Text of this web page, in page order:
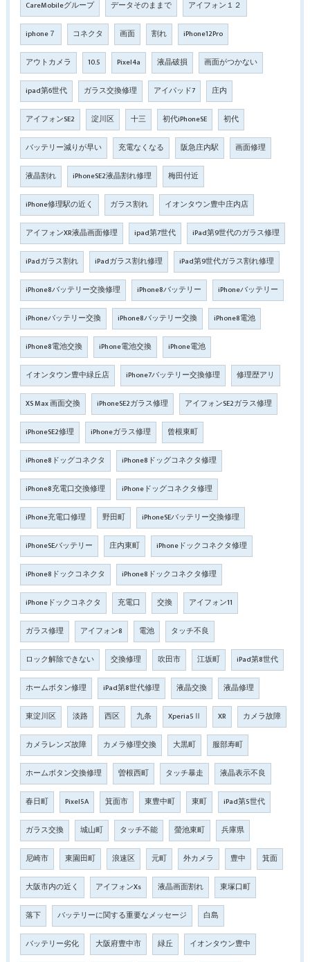
CareMobileグループ データそのままで アイフォン１２
iphone７ コネクタ 画面 割れ iPhone12Pro
アウトカメラ 10.5 Pixel4a 液晶破損 画面がつかない
ipad第6世代 ガラス交換修理 アイパッド7 庄内
アイフォンSE2 淀川区 十三 初代iPhoneSE 初代
バッテリー減りが早い 充電なくなる 阪急庄内駅 画面修理
液晶割れ iPhoneSE2液晶割れ修理 梅田付近
iPhone修理駅の近く ガラス割れ イオンタウン豊中庄内店
アイフォンXR液晶画面修理 ipad第7世代 iPad第9世代のガラス修理
iPadガラス割れ iPadガラス割れ修理 iPad第9世代ガラス割れ修理
iPhone8バッテリー交換修理 iPhone8バッテリー iPhoneバッテリー
iPhoneバッテリー交換 iPhone8バッテリー交換 iPhone8電池
iPhone8電池交換 iPhone電池交換 iPhone電池
イオンタウン豊中緑丘店 iPhone7バッテリー交換修理 修理歴アリ
XS Max 画面交換 iPhoneSE2ガラス修理 アイフォンSE2ガラス修理
iPhoneSE2修理 iPhoneガラス修理 曾根東町
iPhone8ドッグコネクタ iPhone8ドッグコネクタ修理
iPhone8充電口交換修理 iPhoneドッグコネクタ修理
iPhone充電口修理 野田町 iPhoneSEバッテリー交換修理
iPhoneSEバッテリー 庄内東町 iPhoneドックコネクタ修理
iPhone8ドックコネクタ iPhone8ドックコネクタ修理
iPhoneドックコネクタ 充電口 交換 アイフォン11
ガラス修理 アイフォン8 電池 タッチ不良
ロック解除できない 交換修理 吹田市 江坂町 iPad第8世代
ホームボタン修理 iPad第8世代修理 液晶交換 液晶修理
東淀川区 淡路 西区 九条 Xperia5Ⅱ XR カメラ故障
カメラレンズ故障 カメラ修理交換 大黒町 服部寿町
ホームボタン交換修理 曽根西町 タッチ暴走 液晶表示不良
春日町 Pixel5A 箕面市 東豊中町 東町 iPad第5世代
ガラス交換 城山町 タッチ不能 螢池東町 兵庫県
尼崎市 東園田町 浪速区 元町 外カメラ 豊中 箕面
大阪市内の近く アイフォンXs 液晶画面割れ 東塚口町
落下 バッテリーに関する重要なメッセージ 白島
バッテリー劣化 大阪府豊中市 緑丘 イオンタウン豊中